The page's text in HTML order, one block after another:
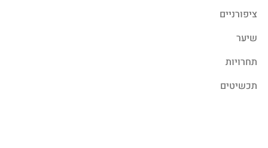
ציפורניים
שיער
תחרויות
תכשיטים